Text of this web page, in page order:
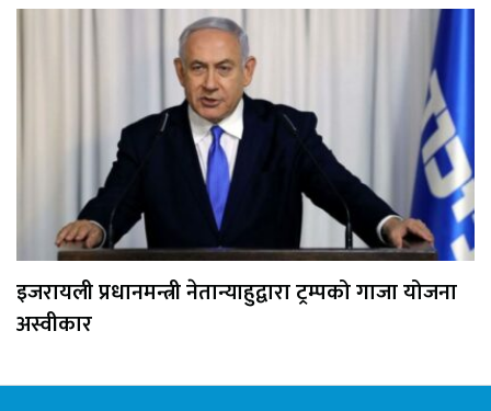
इजरायली प्रधानमन्त्री नेतान्याहुद्वारा ट्रम्पको गाजा योजना
अस्वीकार